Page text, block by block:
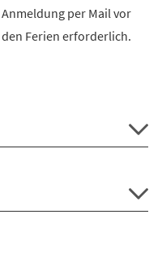
Anmeldung per Mail vor
den Ferien erforderlich.